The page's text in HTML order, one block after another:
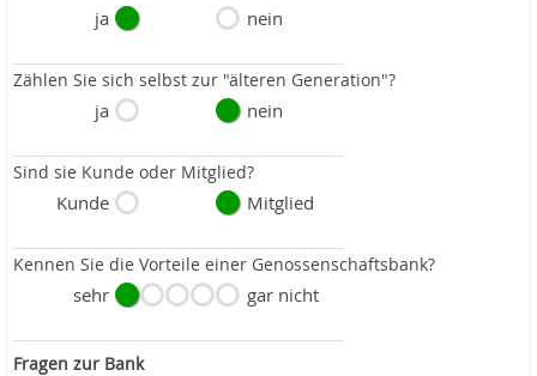
ja nein
Zählen Sie sich selbst zur "älteren Generation"?
ja nein
Sind sie Kunde oder Mitglied?
Kunde Mitglied
Kennen Sie die Vorteile einer Genossenschaftsbank?
sehr gar nicht
Fragen zur Bank